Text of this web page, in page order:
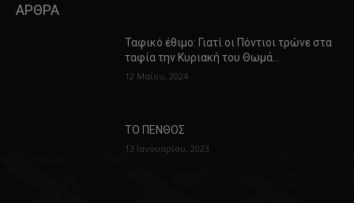
ΑΡΘΡΑ
Ταφικό έθιμο: Γιατί οι Πόντιοι τρώνε στα
ταφία την Κυριακή του Θωμά…
12 Μαΐου, 2024
ΤΟ ΠΕΝΘΟΣ
13 Ιανουαρίου, 2023